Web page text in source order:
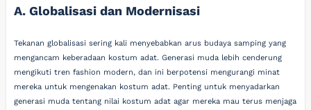
A. Globalisasi dan Modernisasi
Tekanan globalisasi sering kali menyebabkan arus budaya samping yang
mengancam keberadaan kostum adat. Generasi muda lebih cenderung
mengikuti tren fashion modern, dan ini berpotensi mengurangi minat
mereka untuk mengenakan kostum adat. Penting untuk menyadarkan
generasi muda tentang nilai kostum adat agar mereka mau terus menjaga